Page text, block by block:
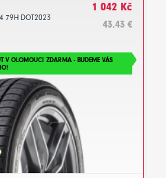
79H DOT2023
1 042 Kč
43.43 €
V OLOMOUCI ZDARMA - BUDEME VÁS